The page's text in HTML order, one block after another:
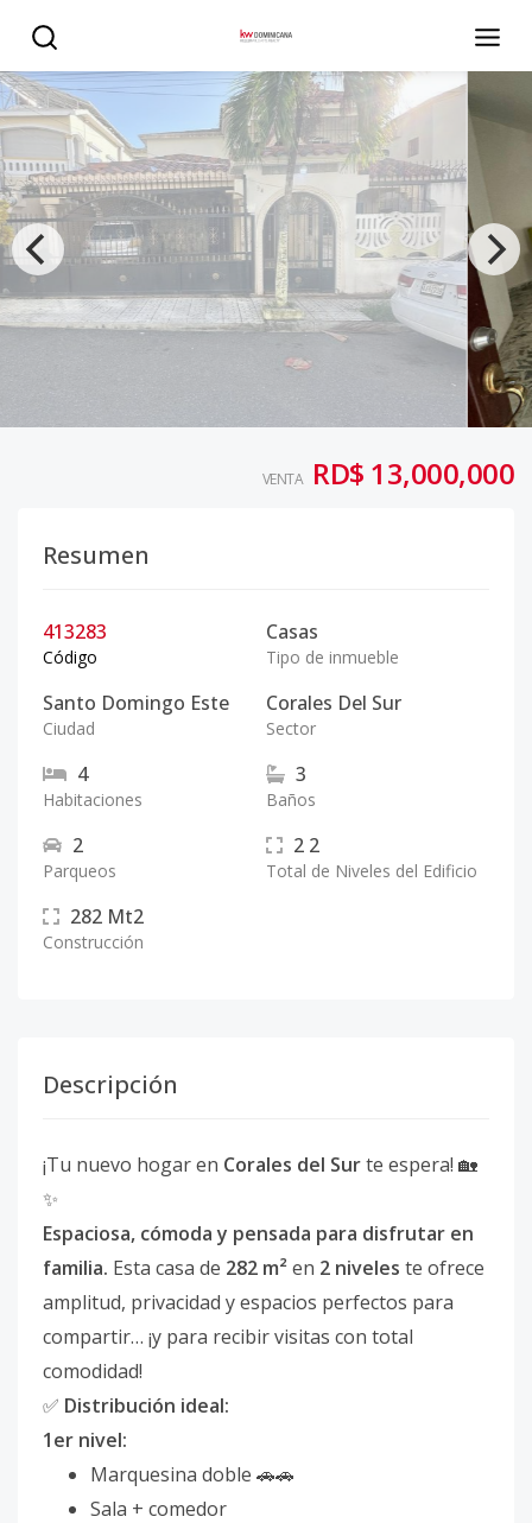
VENTA RD$ 13,000,000
Resumen
413283
Código
Casas
Tipo de inmueble
Santo Domingo Este
Ciudad
Corales Del Sur
Sector
4
Habitaciones
3
Baños
2
Parqueos
2 2
Total de Niveles del Edificio
282 Mt2
Construcción
Descripción
¡Tu nuevo hogar en Corales del Surte espera! 🏡
✨
Espaciosa, cómoda y pensada para disfrutar en
familia. Esta casa de 282 m²en 2 niveles te ofrece
amplitud, privacidad y espacios perfectos para
compartir… ¡y para recibir visitas con total
comodidad!
✅ Distribución ideal:
1er nivel:
Marquesina doble 🚗🚗
Sala + comedor